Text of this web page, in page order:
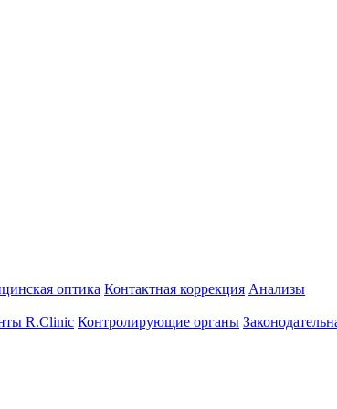
оптика Контактная коррекция Анализы
R.Clinic Контролирующие органы